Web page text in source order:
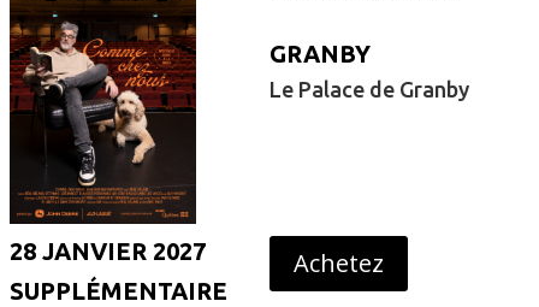
GRANBY
Le Palace de Granby
28 JANVIER 2027 Achetez
SUPPLÉMENTAIRE